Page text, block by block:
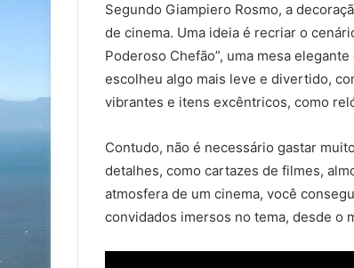
Segundo Giampiero Rosmo, a
de cinema. Uma ideia é recriar o
Poderoso Chefão”, uma mesa
escolheu algo mais leve e divertido,
vibrantes e itens excêntricos, como
Contudo, não é necessário gastar
detalhes, como cartazes de filmes,
atmosfera de um cinema, você
convidados imersos no tema, desde o